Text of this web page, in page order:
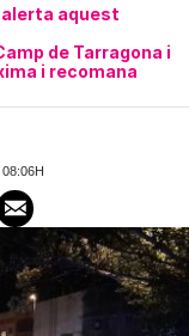
aquest
de Tarragona i
i recomana